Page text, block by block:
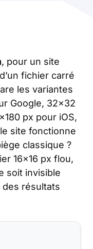
, pour un site
fichier carré
les variantes
Google, 32×32
px pour iOS,
site fonctionne
classique ?
16×16 px flou,
soit invisible
résultats